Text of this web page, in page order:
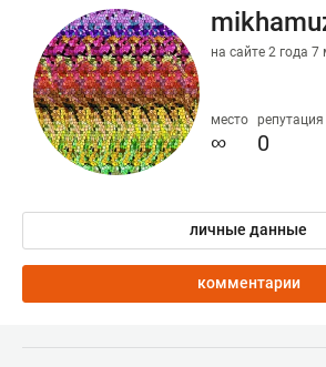
на сайте 2 года 7
место
∞
репутация
0
личные данные
комментарии